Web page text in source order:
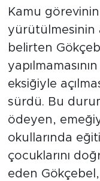
Kamu
yürütülmesinin
belirten
eksiğiyle
sürdü. Bu
ödeyen,
okullarında
çocuklarını
eden